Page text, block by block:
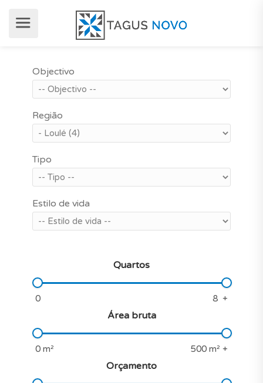
Objectivo
Região
Tipo
Estilo de vida
Quartos
Área bruta
Orçamento